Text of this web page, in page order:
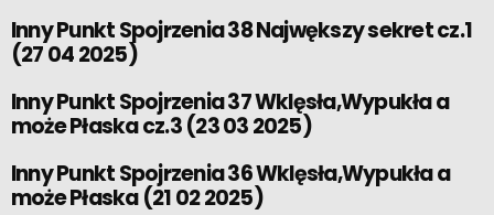
Inny Punkt Spojrzenia 38 Najwększy sekret cz.1
(27 04 2025)
Inny Punkt Spojrzenia 37 Wklęsła,Wypukła a
może Płaska cz.3 (23 03 2025)
Inny Punkt Spojrzenia 36 Wklęsła,Wypukła a
może Płaska (21 02 2025)